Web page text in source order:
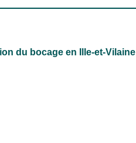
du bocage en Ille-et-Vilaine